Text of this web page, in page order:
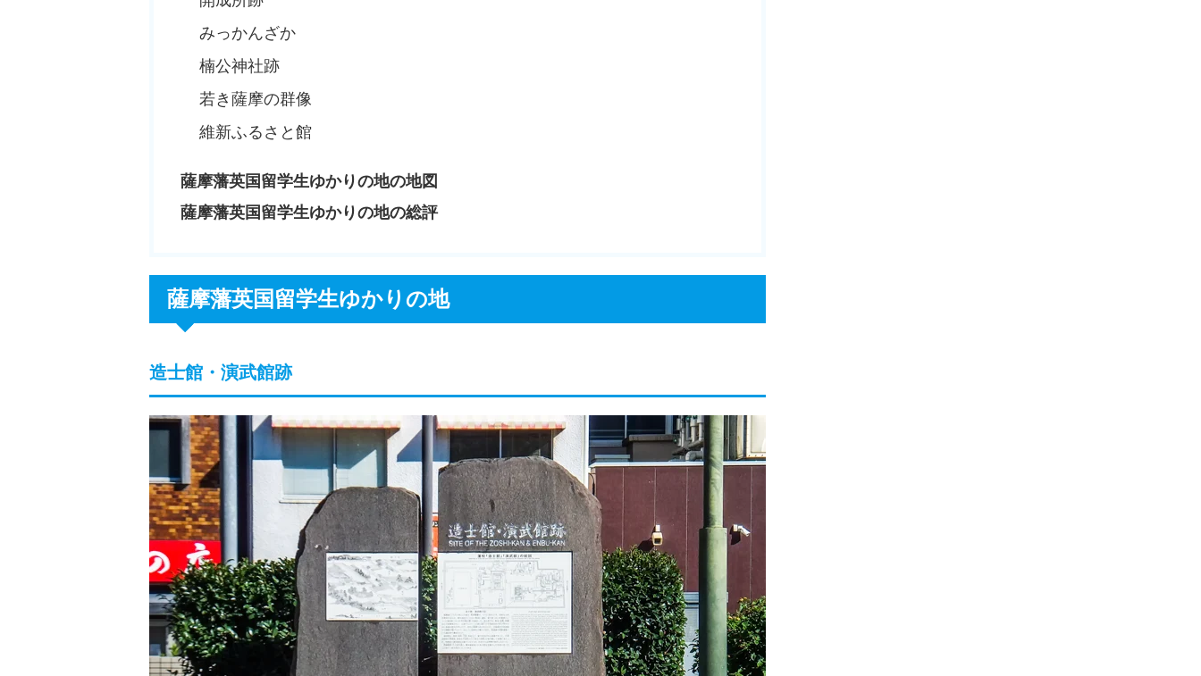
みっかんざか
楠公神社跡
若き薩摩の群像
維新ふるさと館
薩摩藩英国留学生ゆかりの地の地図
薩摩藩英国留学生ゆかりの地の総評
薩摩藩英国留学生ゆかりの地
造士館・演武館跡